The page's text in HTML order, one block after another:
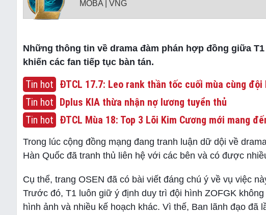
MOBA | VNG
Những thông tin về drama đàm phán hợp đồng giữa
khiến các fan tiếp tục bàn tán.
Tin hot ĐTCL 17.7: Leo rank thần tốc cuối mùa cùng
Tin hot Dplus KIA thừa nhận nợ lương tuyển thủ
Tin hot ĐTCL Mùa 18: Top 3 Lõi Kim Cương mới mang
Trong lúc cộng đồng mạng đang tranh luận dữ dội về
Hàn Quốc đã tranh thủ liên hệ với các bên và có được
Cụ thể, trang OSEN đã có bài viết đáng chú ý về vụ việc
Trước đó, T1 luôn giữ ý định duy trì đội hình ZOFGK
hình ảnh và nhiều kế hoạch khác. Vì thế, Ban lãnh đạo